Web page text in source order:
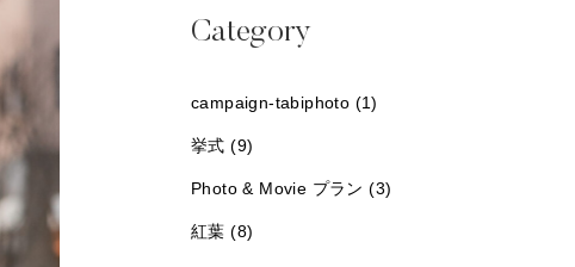
Category
campaign-tabiphoto (1)
挙式 (9)
Photo & Movie プラン (3)
紅葉 (8)